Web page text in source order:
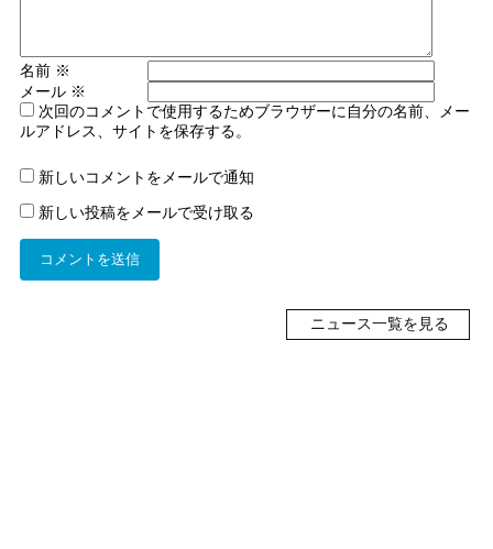
名前 ※
メール ※
次回のコメントで使用するためブラウザーに自分の名前、メー
ルアドレス、サイトを保存する。
新しいコメントをメールで通知
新しい投稿をメールで受け取る
ニュース一覧を見る